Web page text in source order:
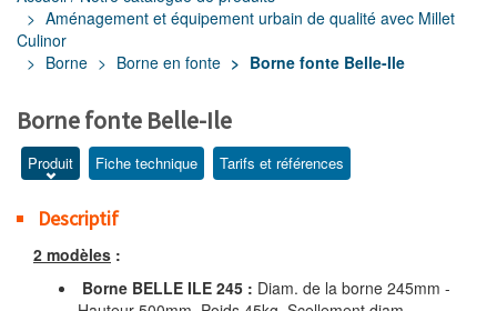
Aménagement et équipement urbain de qualité avec Millet
Culinor
Borne
Borne en fonte Borne fonte Belle-Ile
Borne fonte Belle-Ile
Produit Fiche technique Tarifs et références
Descriptif
2 modèles :
Borne BELLE ILE 245 : Diam. de la borne 245mm -